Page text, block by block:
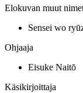
Elokuvan muut
Sensei wo
Ohjaaja
Eisuke Naitō
Käsikirjoittaja